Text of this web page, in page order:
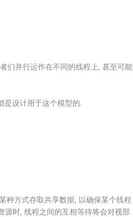
们并行运作在不同的线程上, 甚至可能
设计用于这个模型的.
种方式存取共享数据, 以确保某个线程
源时, 线程之间的互相等待将会对视部